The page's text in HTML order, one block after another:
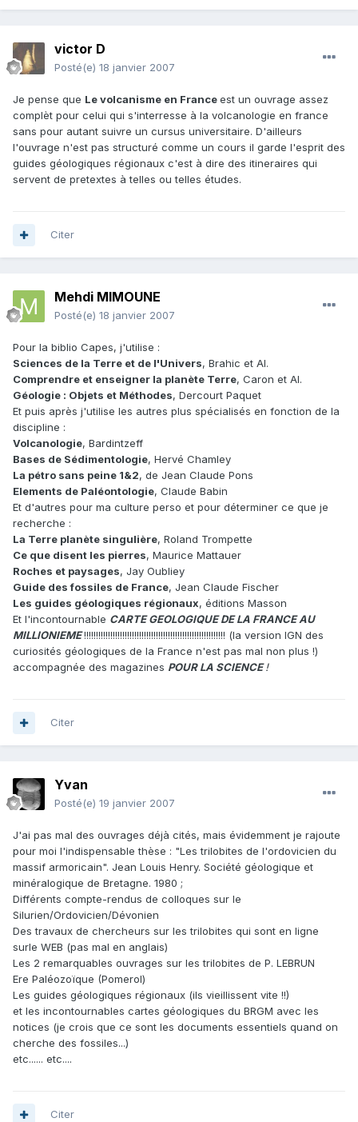
victor D
Posté(e) 18 janvier 2007
Je pense que Le volcanisme en Franceest un ouvrage assez
complèt pour celui qui s'interresse à la volcanologie en france
sans pour autant suivre un cursus universitaire. D'ailleurs
l'ouvrage n'est pas structuré comme un cours il garde l'esprit des
guides géologiques régionaux c'est à dire des itineraires qui
servent de pretextes à telles ou telles études.
Citer
Mehdi MIMOUNE
Posté(e) 18 janvier 2007
Pour la biblio Capes, j'utilise :
Sciences de la Terre et de l'Univers, Brahic et Al.
Comprendre et enseigner la planète Terre, Caron et Al.
Géologie : Objets et Méthodes, Dercourt Paquet
Et puis après j'utilise les autres plus spécialisés en fonction de la
discipline :
Volcanologie, Bardintzeff
Bases de Sédimentologie, Hervé Chamley
La pétro sans peine 1&2, de Jean Claude Pons
Elements de Paléontologie, Claude Babin
Et d'autres pour ma culture perso et pour déterminer ce que je
recherche :
La Terre planète singulière, Roland Trompette
Ce que disent les pierres, Maurice Mattauer
Roches et paysages, Jay Oubliey
Guide des fossiles de France, Jean Claude Fischer
Les guides géologiques régionaux, éditions Masson
Et l'incontournable CARTE GEOLOGIQUE DE LA FRANCE AU
MILLIONIEME!!!!!!!!!!!!!!!!!!!!!!!!!!!!!!!!!!!!!!!!!!!!!!!!!!!!!!!!!!! (la version IGN des
curiosités géologiques de la France n'est pas mal non plus !)
accompagnée des magazines POUR LA SCIENCE!
Citer
Yvan
Posté(e) 19 janvier 2007
J'ai pas mal des ouvrages déjà cités, mais évidemment je rajoute
pour moi l'indispensable thèse : "Les trilobites de l'ordovicien du
massif armoricain". Jean Louis Henry. Société géologique et
minéralogique de Bretagne. 1980 ;
Différents compte-rendus de colloques sur le
Silurien/Ordovicien/Dévonien
Des travaux de chercheurs sur les trilobites qui sont en ligne
surle WEB (pas mal en anglais)
Les 2 remarquables ouvrages sur les trilobites de P. LEBRUN
Ere Paléozoïque (Pomerol)
Les guides géologiques régionaux (ils vieillissent vite !!)
et les incontournables cartes géologiques du BRGM avec les
notices (je crois que ce sont les documents essentiels quand on
cherche des fossiles...)
etc...... etc....
Citer